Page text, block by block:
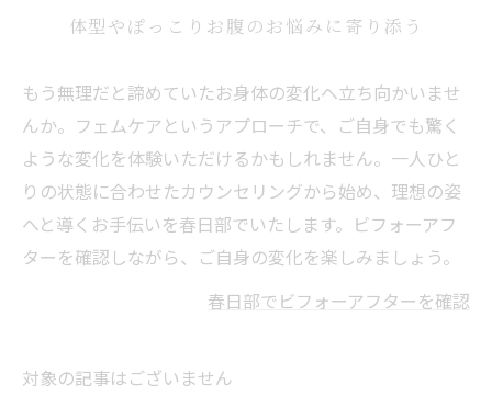
体型やぽっこりお腹のお悩みに寄り添う
もう無理だと諦めていたお身体の変化へ立ち向かいませ
んか。フェムケアというアプローチで、ご自身でも驚く
ような変化を体験いただけるかもしれません。一人ひと
りの状態に合わせたカウンセリングから始め、理想の姿
へと導くお手伝いを春日部でいたします。ビフォーアフ
ターを確認しながら、ご自身の変化を楽しみましょう。
春日部でビフォーアフターを確認
対象の記事はございません